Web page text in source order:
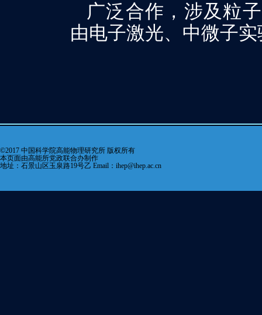
广泛合作，涉及粒
由电子激光、中微子
©2017 中国科学院高能物理研究所 版权所有
本页面由高能所党政联合办制作
地址：石景山区玉泉路19号乙 Email：ihep@ihep.ac.cn